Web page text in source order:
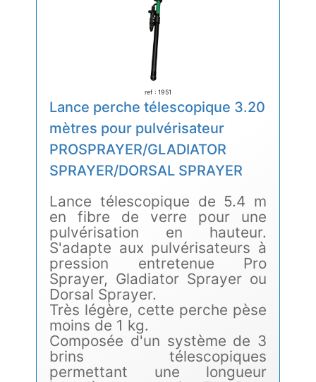
ref : 1951
Lance perche télescopique 3.20
mètres pour pulvérisateur
PROSPRAYER/GLADIATOR
SPRAYER/DORSAL SPRAYER
Lance télescopique de 5.4 m
en fibre de verre pour une
pulvérisation en hauteur.
S'adapte aux pulvérisateurs à
pression entretenue Pro
Sprayer, Gladiator Sprayer ou
Dorsal Sprayer.
Très légère, cette perche pèse
moins de 1 kg.
Composée d'un système de 3
brins télescopiques
permettant une longueur